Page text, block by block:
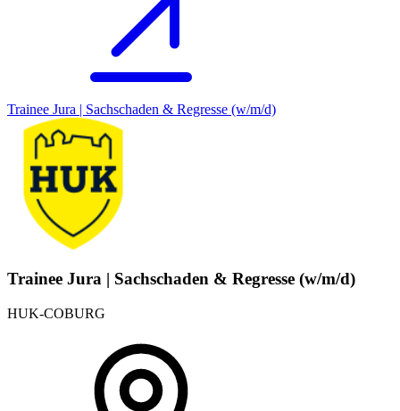
Trainee Jura | Sachschaden & Regresse (w/m/d)
Trainee Jura | Sachschaden & Regresse (w/m/d)
HUK-COBURG